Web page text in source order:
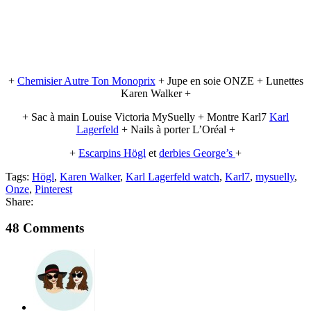
+ Chemisier Autre Ton Monoprix+ Jupe en soie ONZE + Lunettes
Karen Walker +
+ Sac à main Louise Victoria MySuelly + Montre Karl7 Karl
Lagerfeld + Nails à porter L’Oréal +
+ Escarpins Högl et derbies George’s +
Tags: Högl, Karen Walker, Karl Lagerfeld watch, Karl7, mysuelly,
Onze, Pinterest
Share:
48 Comments